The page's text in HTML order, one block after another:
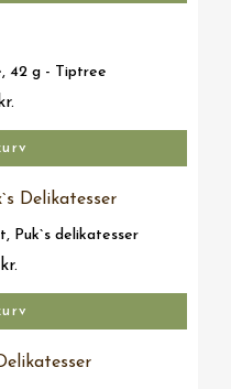
42 g - Tiptree
Puk`s delikatesser